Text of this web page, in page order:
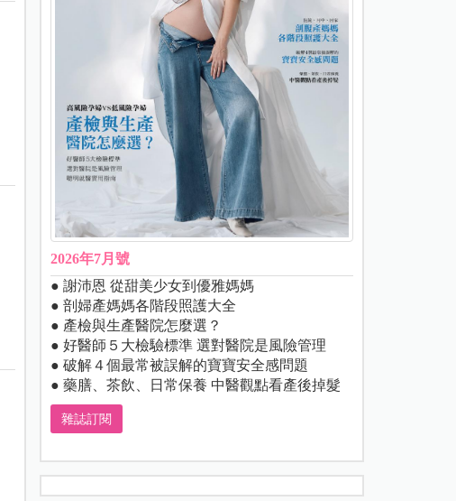
2026年7月號
● 謝沛恩 從甜美少女到優雅媽媽
● 剖婦產媽媽各階段照護大全
● 產檢與生產醫院怎麼選？
● 好醫師５大檢驗標準 選對醫院是風險管理
● 破解４個最常被誤解的寶寶安全感問題
● 藥膳、茶飲、日常保養 中醫觀點看產後掉髮
雜誌訂閱